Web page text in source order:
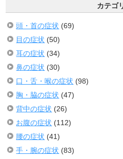
カテゴ
頭・首の症状 (69)
目の症状 (50)
耳の症状 (34)
鼻の症状 (30)
口・舌・喉の症状 (98)
胸・脇の症状 (47)
背中の症状 (26)
お腹の症状 (112)
腰の症状 (41)
手・腕の症状 (83)